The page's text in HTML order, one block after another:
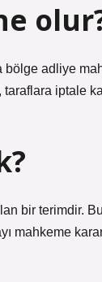
adliye
iptale
bir terimdir.
mahkeme